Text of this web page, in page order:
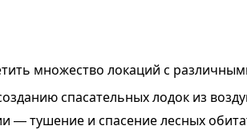
множество локаций с
спасательных лодок из
— тушение и спасение лесных